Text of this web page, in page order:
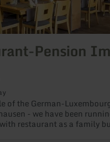
Pension Im
of the German-
- we have been
restaurant as a family